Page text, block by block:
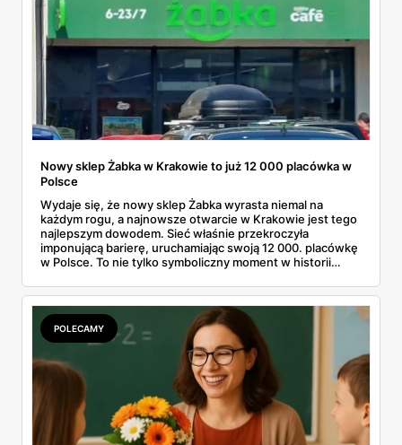
Nowy sklep Żabka w Krakowie to już 12 000 placówka w
Polsce
Wydaje się, że nowy sklep Żabka wyrasta niemal na
każdym rogu, a najnowsze otwarcie w Krakowie jest tego
najlepszym dowodem. Sieć właśnie przekroczyła
imponującą barierę, uruchamiając swoją 12 000. placówkę
w Polsce. To nie tylko symboliczny moment w historii
franczyzobiorców – Żabka przyspiesza i planuje otwierać
ponad tysiąc sklepów rocznie. Co to oznacza w praktyce
dla nas wszystkich?
POLECAMY